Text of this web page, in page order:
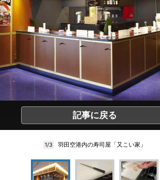
記事に戻る
1/3 羽田空港内の寿司屋「又こい家」